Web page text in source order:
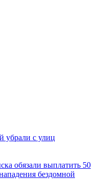
убрали с улиц
обязали выплатить 50
бездомной